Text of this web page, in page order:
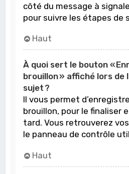
côté du message à
pour suivre les étapes de
Haut
À quoi sert le bouton «
brouillon » affiché lors de
sujet ?
Il vous permet
brouillon, pour le finaliser
tard. Vous retrouverez
le panneau de contrôle
Haut